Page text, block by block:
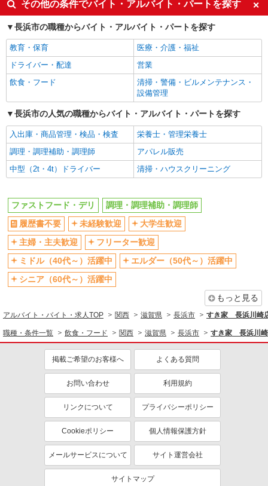
短時間勤務（1日4h以内）OK
深夜
車通勤OK
扶養内勤務OK
交通費支給
社会保険あり
まかない・食事補助
社員登用あり
その他の条件でバイト・アルバイト・パートを探す
長浜市の職種からバイト・アルバイト・パートを探す
教育・保育
医療・介護・福祉
ドライバー・配達
営業
飲食・フード
清掃・警備・ビルメンテナンス・
設備管理
長浜市の人気の職種からバイト・アルバイト・パートを探す
入出庫・商品管理・検品・検査
栄養士・管理栄養士
調理・調理補助・調理師
アパレル販売
中型（2t・4t）ドライバー
清掃・ハウスクリーニング
ファストフード・デリ
調理・調理補助・調理師
履歴書不要
未経験歓迎
大学生歓迎
主婦・主夫歓迎
フリーター歓迎
ミドル（40代～）活躍中
エルダー（50代～）活躍中
シニア（60代～）活躍中
もっと見る
アルバイト・バイト・求人TOP 関西 滋賀県 長浜市 すき家 長浜川崎
職種・条件一覧 飲食・フード 関西 滋賀県 長浜市 すき家 長浜川崎
掲載ご希望のお客様へ よくある質問
お問い合わせ 利用規約
リンクについて プライバシーポリシー
Cookieポリシー 個人情報保護方針
メールサービスについて サイト運営会社
サイトマップ